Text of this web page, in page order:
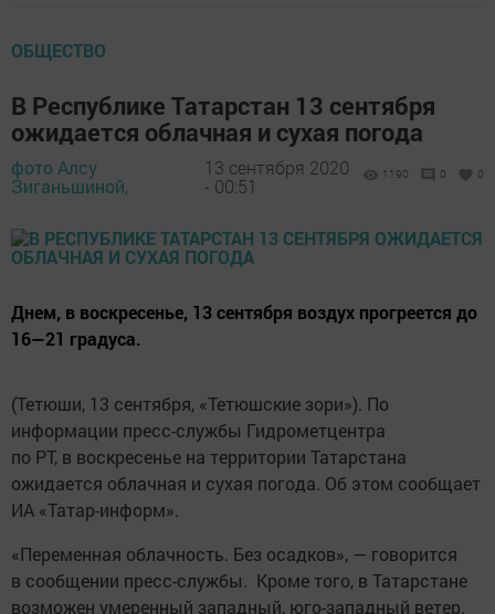
ОБЩЕСТВО
В Республике Татарстан 13 сентября
ожидается облачная и сухая погода
фото Алсу
Зиганьшиной,
13 сентября 2020
- 00:51
1190 0 0
Днем, в воскресенье, 13 сентября воздух прогреется до
16—21 градуса.
(Тетюши, 13 сентября, «Тетюшские зори»). По
информации пресс-службы Гидрометцентра
по РТ, в воскресенье на территории Татарстана
ожидается облачная и сухая погода. Об этом сообщает
ИА «Татар-информ».
«Переменная облачность. Без осадков», — говорится
в сообщении пресс-службы. Кроме того, в Татарстане
возможен умеренный западный, юго-западный ветер.